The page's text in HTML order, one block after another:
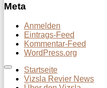
Meta
Anmelden
Eintrags-Feed
Kommentar-Feed
WordPress.org
Startseite
Vizsla Revier News